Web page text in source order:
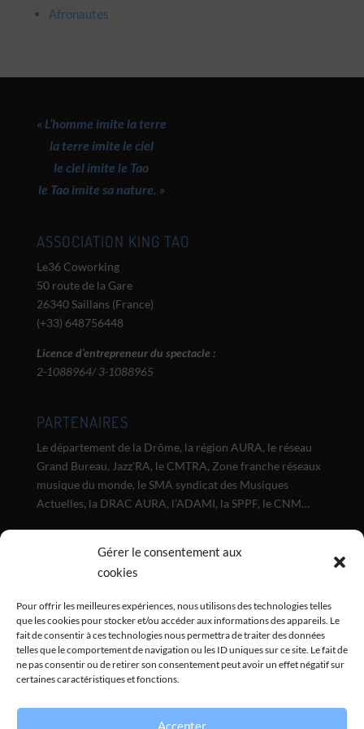
Gérer le consentement aux
cookies
Pour offrir les meilleures expériences, nous utilisons des technologies telles
que les cookies pour stocker et/ou accéder aux informations des appareils. Le
fait de consentir à ces technologies nous permettra de traiter des données
telles que le comportement de navigation ou les ID uniques sur ce site. Le fait de
ne pas consentir ou de retirer son consentement peut avoir un effet négatif sur
certaines caractéristiques et fonctions.
Accepter
Afronautes
« L’homme imite la terre
la terre imite le ciel
le ciel imite le Tao
le Tao imite sa nature. »
ASSOCIATION KING TAO
Le36 Coworking
50 route de la Gare
26340 Saillans (France)
(+33) 648756448
Licence d’entrepreneur du spectacle :
2-1088964/ 3-1088965
PARTENAIRES
Le département de la Drôme, la région AURA, le réseau
Grand Bureau, Jazz’RA, le CMTRA, Zone franche réseaux
musique du monde, le SMA syndicat des Musiques
Actuelles, la DRAC AURA, l’ADAMI, la SPPF, le CNM…
NEWSLETTER
Inscrivez-vous à notre lettre d'info :
Envoyer